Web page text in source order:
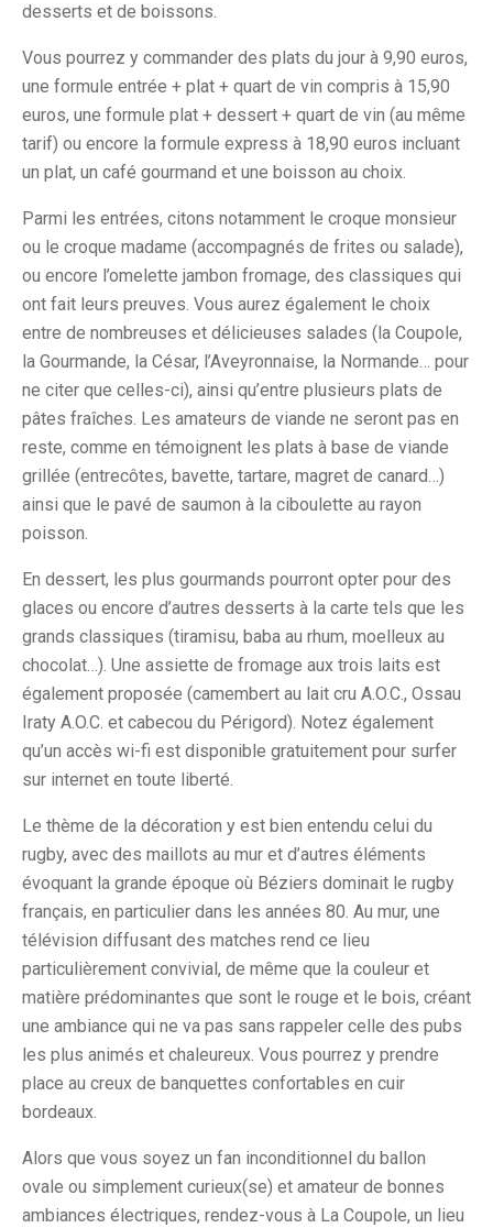
desserts et de boissons.
Vous pourrez y commander des plats du jour à 9,90 euros,
une formule entrée + plat + quart de vin compris à 15,90
euros, une formule plat + dessert + quart de vin (au même
tarif) ou encore la formule express à 18,90 euros incluant
un plat, un café gourmand et une boisson au choix.
Parmi les entrées, citons notamment le croque monsieur
ou le croque madame (accompagnés de frites ou salade),
ou encore l’omelette jambon fromage, des classiques qui
ont fait leurs preuves. Vous aurez également le choix
entre de nombreuses et délicieuses salades (la Coupole,
la Gourmande, la César, l’Aveyronnaise, la Normande… pour
ne citer que celles-ci), ainsi qu’entre plusieurs plats de
pâtes fraîches. Les amateurs de viande ne seront pas en
reste, comme en témoignent les plats à base de viande
grillée (entrecôtes, bavette, tartare, magret de canard…)
ainsi que le pavé de saumon à la ciboulette au rayon
poisson.
En dessert, les plus gourmands pourront opter pour des
glaces ou encore d’autres desserts à la carte tels que les
grands classiques (tiramisu, baba au rhum, moelleux au
chocolat…). Une assiette de fromage aux trois laits est
également proposée (camembert au lait cru A.O.C., Ossau
Iraty A.O.C. et cabecou du Périgord). Notez également
qu’un accès wi-fi est disponible gratuitement pour surfer
sur internet en toute liberté.
Le thème de la décoration y est bien entendu celui du
rugby, avec des maillots au mur et d’autres éléments
évoquant la grande époque où Béziers dominait le rugby
français, en particulier dans les années 80. Au mur, une
télévision diffusant des matches rend ce lieu
particulièrement convivial, de même que la couleur et
matière prédominantes que sont le rouge et le bois, créant
une ambiance qui ne va pas sans rappeler celle des pubs
les plus animés et chaleureux. Vous pourrez y prendre
place au creux de banquettes confortables en cuir
bordeaux.
Alors que vous soyez un fan inconditionnel du ballon
ovale ou simplement curieux(se) et amateur de bonnes
ambiances électriques, rendez-vous à La Coupole, un lieu